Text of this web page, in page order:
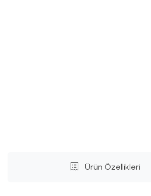
Ürün Özellikleri